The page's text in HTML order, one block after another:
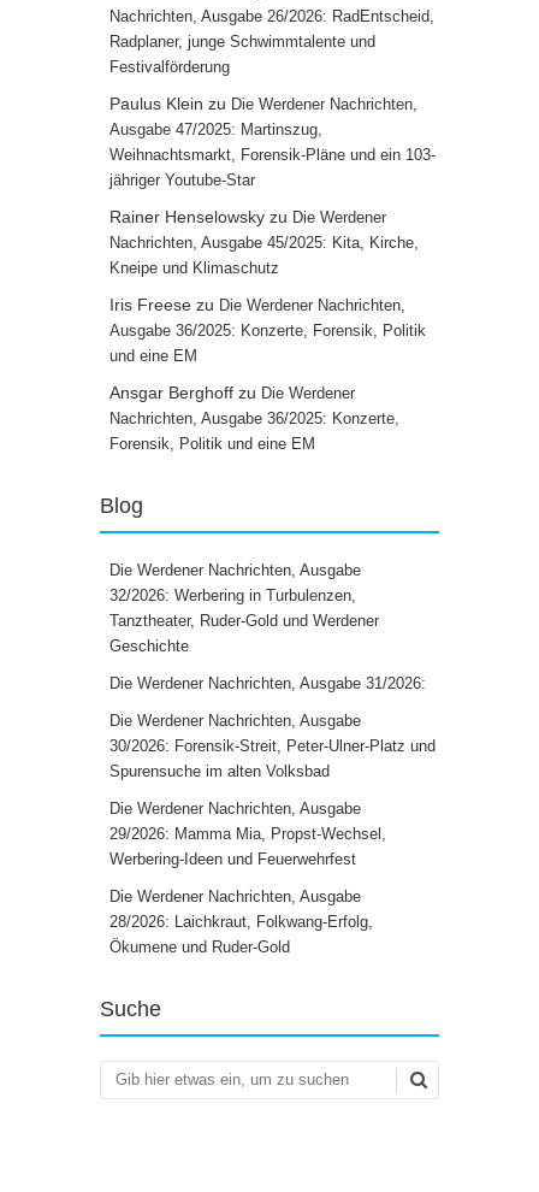
Nachrichten, Ausgabe 26/2026: RadEntscheid,
Radplaner, junge Schwimmtalente und
Festivalförderung
Paulus Klein zu Die Werdener Nachrichten,
Ausgabe 47/2025: Martinszug,
Weihnachtsmarkt, Forensik-Pläne und ein 103-
jähriger Youtube-Star
Rainer Henselowsky zu Die Werdener
Nachrichten, Ausgabe 45/2025: Kita, Kirche,
Kneipe und Klimaschutz
Iris Freese zu Die Werdener Nachrichten,
Ausgabe 36/2025: Konzerte, Forensik, Politik
und eine EM
Ansgar Berghoff zu Die Werdener
Nachrichten, Ausgabe 36/2025: Konzerte,
Forensik, Politik und eine EM
Blog
Die Werdener Nachrichten, Ausgabe
32/2026: Werbering in Turbulenzen,
Tanztheater, Ruder-Gold und Werdener
Geschichte
Die Werdener Nachrichten, Ausgabe 31/2026:
Die Werdener Nachrichten, Ausgabe
30/2026: Forensik-Streit, Peter-Ulner-Platz und
Spurensuche im alten Volksbad
Die Werdener Nachrichten, Ausgabe
29/2026: Mamma Mia, Propst-Wechsel,
Werbering-Ideen und Feuerwehrfest
Die Werdener Nachrichten, Ausgabe
28/2026: Laichkraut, Folkwang-Erfolg,
Ökumene und Ruder-Gold
Suche
Suchen